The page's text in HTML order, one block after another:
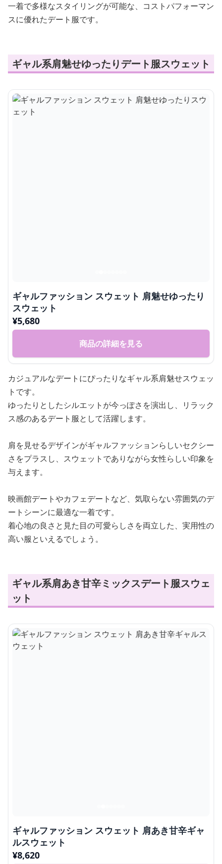
一着で多様なスタイリングが可能な、コストパフォーマン
スに優れたデート服です。
ギャル系肩魅せゆったりデート服スウェット
ギャルファッション スウェット 肩魅せゆったり
スウェット
¥5,680
商品の詳細を見る
カジュアルなデートにぴったりなギャル系肩魅せスウェッ
トです。
ゆったりとしたシルエットが今っぽさを演出し、リラック
ス感のあるデート服として活躍します。
肩を見せるデザインがギャルファッションらしいセクシー
さをプラスし、スウェットでありながら女性らしい印象を
与えます。
映画館デートやカフェデートなど、気取らない雰囲気のデ
ートシーンに最適な一着です。
着心地の良さと見た目の可愛らしさを両立した、実用性の
高い服といえるでしょう。
ギャル系肩あき甘辛ミックスデート服スウェ
ット
ギャルファッション スウェット 肩あき甘辛ギャ
ルスウェット
¥8,620